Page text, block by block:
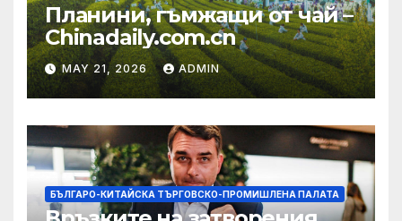
Планини, гъмжащи от чай –
Chinadaily.com.cn
MAY 21, 2026 ADMIN
БЪЛГАРО-КИТАЙСКА ТЪРГОВСКО-ПРОМИШЛЕНА ПАЛАТА